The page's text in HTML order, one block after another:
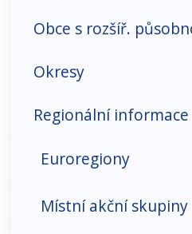
Hospodářské
Infrastruktura-
Makroekonomické
Organizační struktura
Přímé zahraniční
Obce s rozšíř.
Okresy
Regionální informace
Euroregiony
Místní akční skupiny